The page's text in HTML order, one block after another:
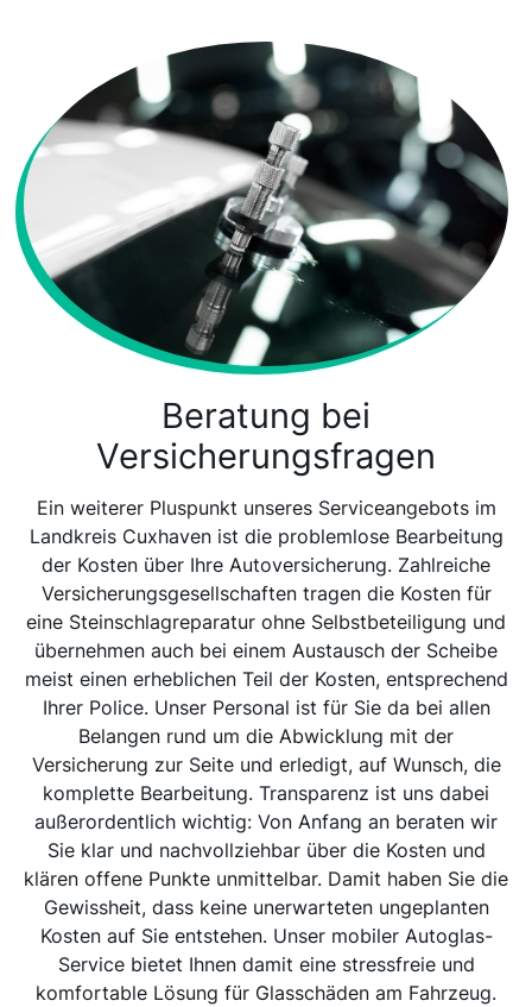
Beratung bei
Versicherungsfragen
Ein weiterer Pluspunkt unseres Serviceangebots im
Landkreis Cuxhaven ist die problemlose Bearbeitung
der Kosten über Ihre Autoversicherung. Zahlreiche
Versicherungsgesellschaften tragen die Kosten für
eine Steinschlagreparatur ohne Selbstbeteiligung und
übernehmen auch bei einem Austausch der Scheibe
meist einen erheblichen Teil der Kosten, entsprechend
Ihrer Police. Unser Personal ist für Sie da bei allen
Belangen rund um die Abwicklung mit der
Versicherung zur Seite und erledigt, auf Wunsch, die
komplette Bearbeitung. Transparenz ist uns dabei
außerordentlich wichtig: Von Anfang an beraten wir
Sie klar und nachvollziehbar über die Kosten und
klären offene Punkte unmittelbar. Damit haben Sie die
Gewissheit, dass keine unerwarteten ungeplanten
Kosten auf Sie entstehen. Unser mobiler Autoglas-
Service bietet Ihnen damit eine stressfreie und
komfortable Lösung für Glasschäden am Fahrzeug.